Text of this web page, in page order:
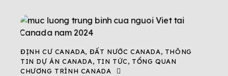
ĐỊNH CƯ CANADA, ĐẤT NƯỚC CANADA, THÔNG
TIN DỰ ÁN CANADA, TIN TỨC, TỔNG QUAN
CHƯƠNG TRÌNH CANADA